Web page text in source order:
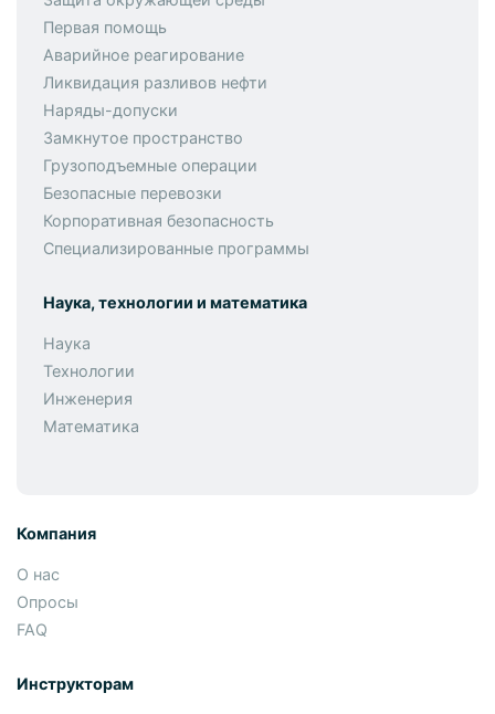
Первая помощь
Аварийное реагирование
Ликвидация разливов нефти
Наряды-допуски
Замкнутое пространство
Грузоподъемные операции
Безопасные перевозки
Корпоративная безопасность
Специализированные программы
Наука, технологии и математика
Наука
Технологии
Инженерия
Математика
Компания
О нас
Опросы
FAQ
Инструкторам